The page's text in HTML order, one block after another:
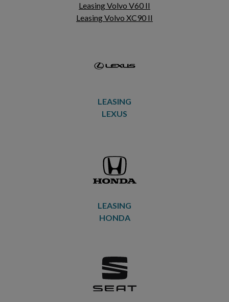
Leasing Volvo V60 II
Leasing Volvo XC90 II
LEASING
LEXUS
LEASING
HONDA